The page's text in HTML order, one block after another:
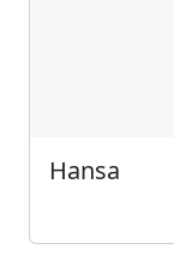
Hansa